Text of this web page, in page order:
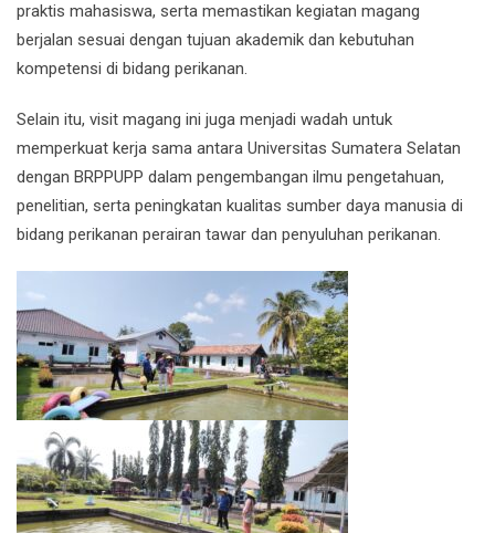
praktis mahasiswa, serta memastikan kegiatan magang
berjalan sesuai dengan tujuan akademik dan kebutuhan
kompetensi di bidang perikanan.
Selain itu, visit magang ini juga menjadi wadah untuk
memperkuat kerja sama antara Universitas Sumatera Selatan
dengan BRPPUPP dalam pengembangan ilmu pengetahuan,
penelitian, serta peningkatan kualitas sumber daya manusia di
bidang perikanan perairan tawar dan penyuluhan perikanan.